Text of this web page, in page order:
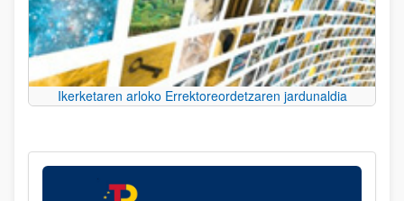
Ikerketaren arloko Errektoreordetzaren jardunaldia